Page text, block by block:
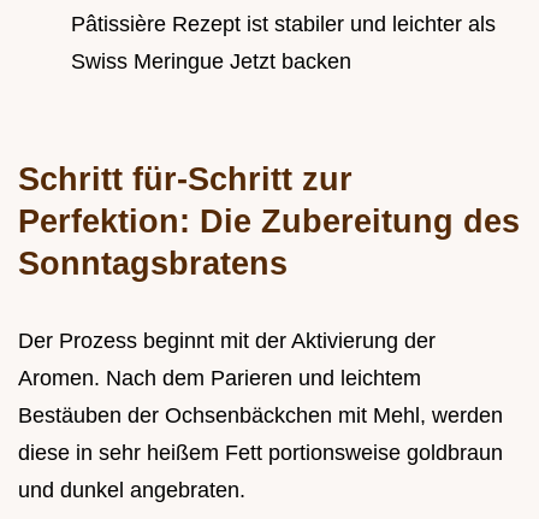
Pâtissière Rezept ist stabiler und leichter als
Swiss Meringue Jetzt backen
Schritt für-Schritt zur
Perfektion: Die Zubereitung des
Sonntagsbratens
Der Prozess beginnt mit der Aktivierung der
Aromen. Nach dem Parieren und leichtem
Bestäuben der Ochsenbäckchen mit Mehl, werden
diese in sehr heißem Fett portionsweise goldbraun
und dunkel angebraten.